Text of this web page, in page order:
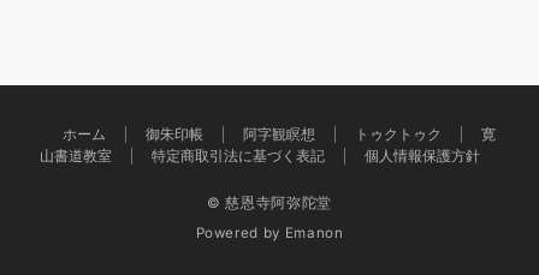
ホーム 御朱印帳 阿字観瞑想 トゥクトゥク
寛
山書道教室
特定商取引法に基づく表記 個人情報保護方針
© 慈恩寺阿弥陀堂
Powered by Emanon